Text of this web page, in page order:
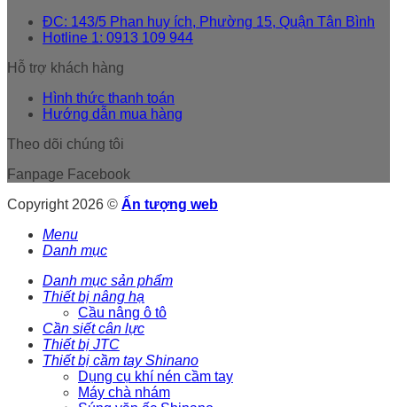
ĐC: 143/5 Phan huy ích, Phường 15, Quận Tân Bình
Hotline 1: 0913 109 944
Hỗ trợ khách hàng
Hình thức thanh toán
Hướng dẫn mua hàng
Theo dõi chúng tôi
Fanpage Facebook
Copyright 2026 © Ấn tượng web
Menu
Danh mục
Danh mục sản phẩm
Thiết bị nâng hạ
Cầu nâng ô tô
Cần siết cân lực
Thiết bị JTC
Thiết bị cầm tay Shinano
Dụng cụ khí nén cầm tay
Máy chà nhám